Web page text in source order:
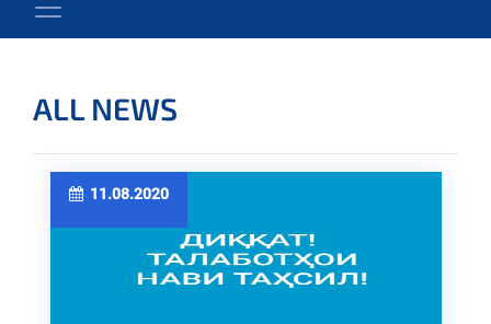
ALL NEWS
11.08.2020